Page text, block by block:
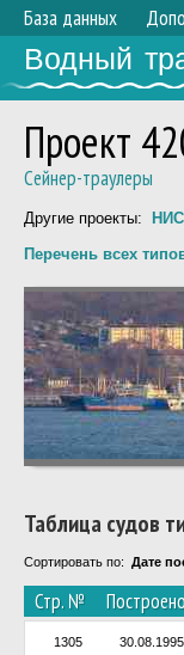
База данных
Водный
Проект
Сейнер-траулеры
Другие проекты:
Перечень всех
Таблица судов
Сортировать по: Дате
Стр. №
1305 30.08.1995